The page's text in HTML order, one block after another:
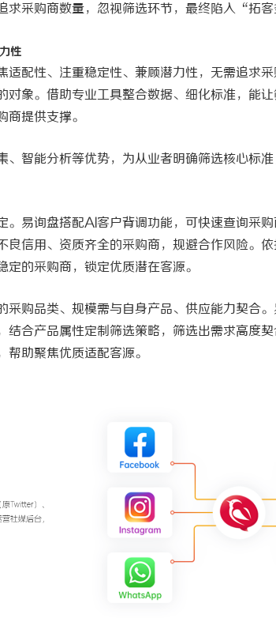
求采购商数量，忽视筛选环节，最终陷入 “拓
性
适配性、注重稳定性、兼顾潜力性，无需追求
对象。借助专业工具整合数据、细化标准，能
提供支撑。
、智能分析等优势，为从业者明确筛选核心标
。易询盘搭配AI客户背调功能，可快速查询采
良信用、资质齐全的采购商，规避合作风险。
的采购商，锁定优质潜在客源。
购品类、规模需与自身产品、供应能力契合
合产品属性定制筛选策略，筛选出需求高度
助聚焦优质适配客源。